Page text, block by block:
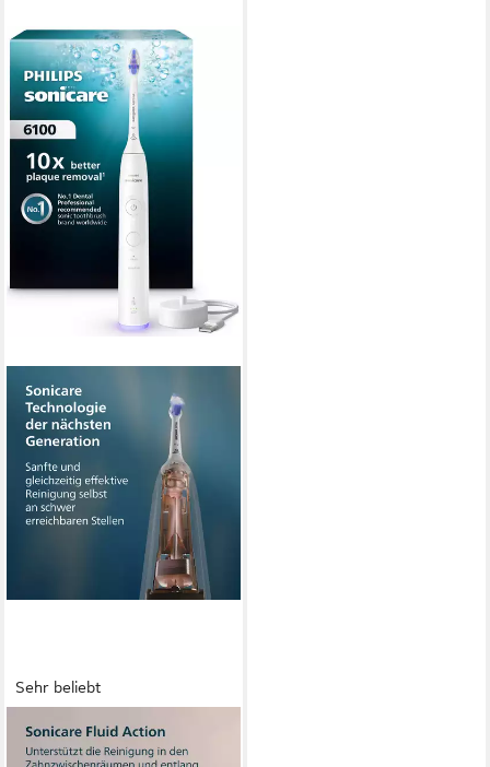
Sehr beliebt
PHILIPS SONICARE
Elektrische Zahnbürste Series